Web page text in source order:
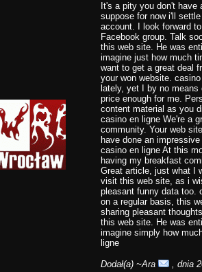
It's a pity you don't have
suppose for now i'll
account. I look forward
Facebook group. Talk
this web site. He was
imagine just how much
want to get a great deal
your won website.
lately, yet I by no
price enough for me.
content material as you
casino en ligne We're a
community. Your web
have done an
casino en ligne At this
having my breakfast
Great article, just what I
visit this web site, as i
pleasant funny data too.
on a regular basis, this
sharing pleasant
this web site. He was
imagine simply how
ligne
Dodał(a) ~Ara
, dnia